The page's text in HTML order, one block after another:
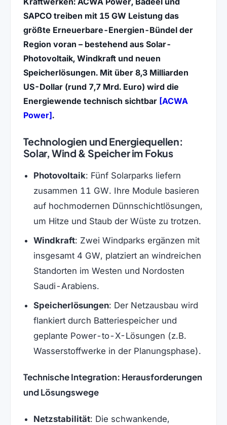
SAPCO treiben mit 15 GW Leistung das
größte Erneuerbare-Energien-Bündel der
Region voran – bestehend aus Solar-
Photovoltaik, Windkraft und neuen
Speicherlösungen. Mit über 8,3 Milliarden
US-Dollar (rund 7,7 Mrd. Euro) wird die
Energiewende technisch sichtbar [ACWA
Power](öffnet in neuem Tab)
.
Technologien und Energiequellen:
Solar, Wind & Speicher im Fokus
Photovoltaik: Fünf Solarparks liefern
zusammen 11 GW. Ihre Module basieren
auf hochmodernen Dünnschichtlösungen,
um Hitze und Staub der Wüste zu trotzen.
Windkraft: Zwei Windparks ergänzen mit
insgesamt 4 GW, platziert an windreichen
Standorten im Westen und Nordosten
Saudi-Arabiens.
Speicherlösungen: Der Netzausbau wird
flankiert durch Batteriespeicher und
geplante Power-to-X-Lösungen (z.B.
Wasserstoffwerke in der Planungsphase).
Technische Integration: Herausforderungen
und Lösungswege
Netzstabilität: Die schwankende,